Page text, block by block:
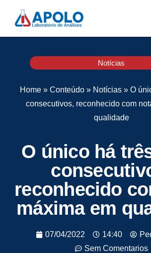
Notícias
Home » Conteúdo » Notícias » O
consecutivos, reconhecido com
qualidade
O único há
reconhecido
máxima em
07/04/2022 14:40
Sem Comentarios